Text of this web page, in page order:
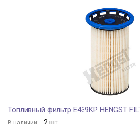
Топливный фильтр E439KP HENGST
В наличии: 2 шт.